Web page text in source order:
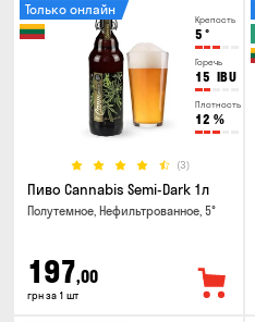
Крепость
5 °
Горечь
15 IBU
Плотность
12 %
(3)
Только онлайн
Пиво Cannabis Semi-Dark 1л
Полутемное, Нефильтрованное, 5°
197,00
грн за 1 шт